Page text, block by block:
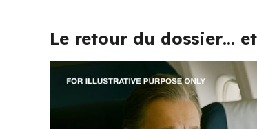
Le retour du dossier…